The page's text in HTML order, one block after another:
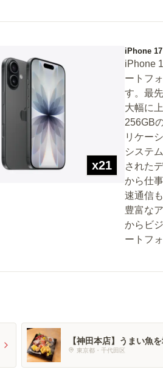
x21
iPhone
iPhone
ートフ
す。最
大幅に
256GB
リケー
システ
された
から仕
速通信
豊富な
からビ
ートフ
【神田本店】うまい魚
東京都・千代田区